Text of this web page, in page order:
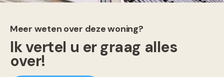
Meer weten over deze woning?
Ik vertel u er graag alles
over!